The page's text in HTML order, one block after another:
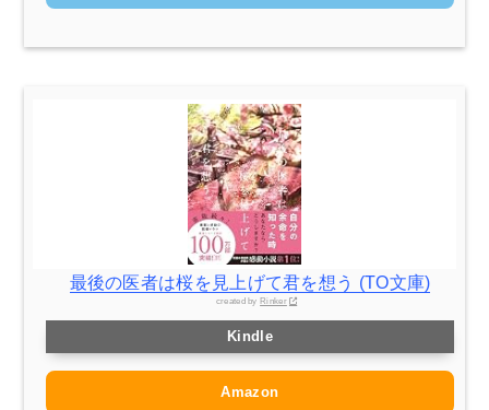
最後の医者は桜を見上げて君を想う (TO文庫)
created by Rinker
Kindle
Amazon